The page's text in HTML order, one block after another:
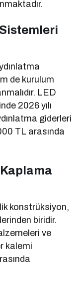
de kurulum
LED
2026 yılı
giderleri
TL arasında
konstrüksiyon,
biridir.
ve
kalemi